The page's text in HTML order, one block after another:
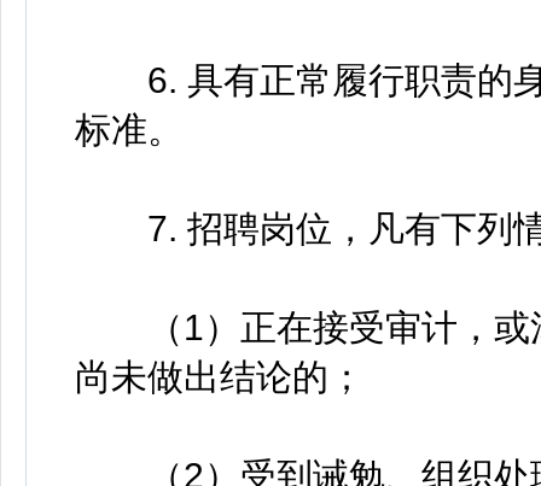
6. 具有正常履行职责的身
标准。
7. 招聘岗位，凡有下列情
（1）正在接受审计，或
尚未做出结论的；
（2）受到诫勉、组织处